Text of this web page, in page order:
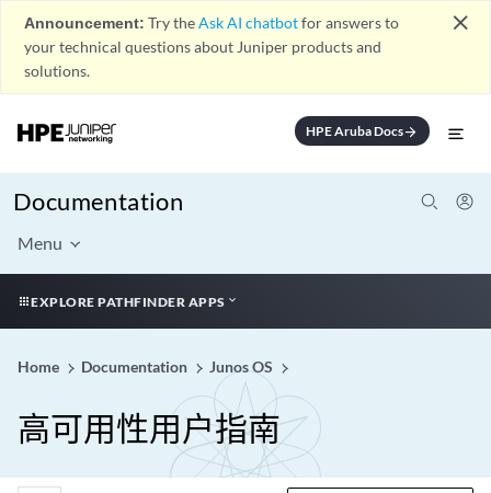
Announcement: Try theAsk AI chatbotfor answers to
your technical questions about Juniper products and
solutions.
close
HPE Aruba Docsarrow_forward
Documentation
Menu
EXPLORE PATHFINDER APPS
Home Documentation Junos OS
高可用性用户指南